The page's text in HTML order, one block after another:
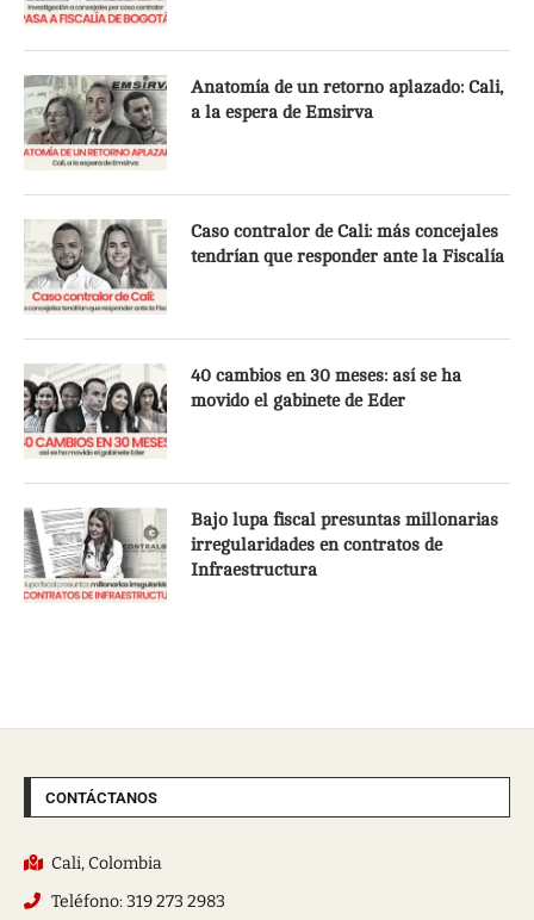
Anatomía de un retorno aplazado: Cali,
a la espera de Emsirva
Caso contralor de Cali: más concejales
tendrían que responder ante la Fiscalía
40 cambios en 30 meses: así se ha
movido el gabinete de Eder
Bajo lupa fiscal presuntas millonarias
irregularidades en contratos de
Infraestructura
CONTÁCTANOS
Cali, Colombia
Teléfono: 319 273 2983